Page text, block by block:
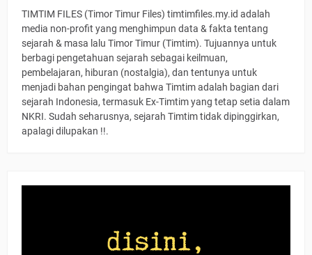
TIMTIM FILES (Timor Timur Files) timtimfiles.my.id adalah
media non-profit yang menghimpun data & fakta tentang
sejarah & masa lalu Timor Timur (Timtim). Tujuannya untuk
berbagi pengetahuan sejarah sebagai keilmuan,
pembelajaran, hiburan (nostalgia), dan tentunya untuk
menjadi bahan pengingat bahwa Timtim adalah bagian dari
sejarah Indonesia, termasuk Ex-Timtim yang tetap setia dalam
NKRI. Sudah seharusnya, sejarah Timtim tidak dipinggirkan,
apalagi dilupakan !!.